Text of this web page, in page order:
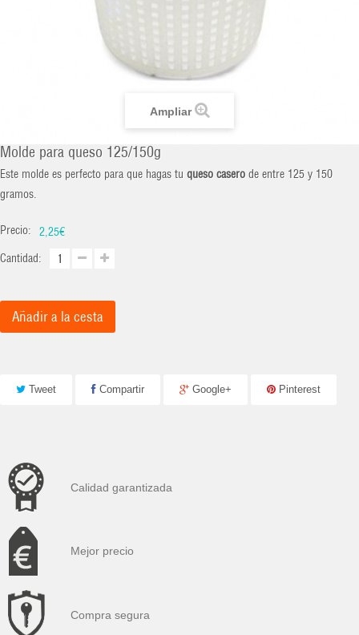
Ampliar
Molde para queso 125/150g
Este molde es perfecto para que hagas tu queso casero de entre 125 y 150
gramos.
Precio:
2,25€
Cantidad:
Añadir a la cesta
Tweet Compartir Google+ Pinterest
Calidad garantizada
Mejor precio
Compra segura